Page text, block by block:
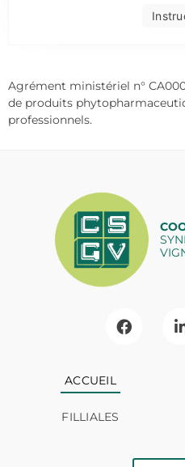
Agrément ministériel n°
de produits
professionnels.
ACCUEIL
FILLIALES